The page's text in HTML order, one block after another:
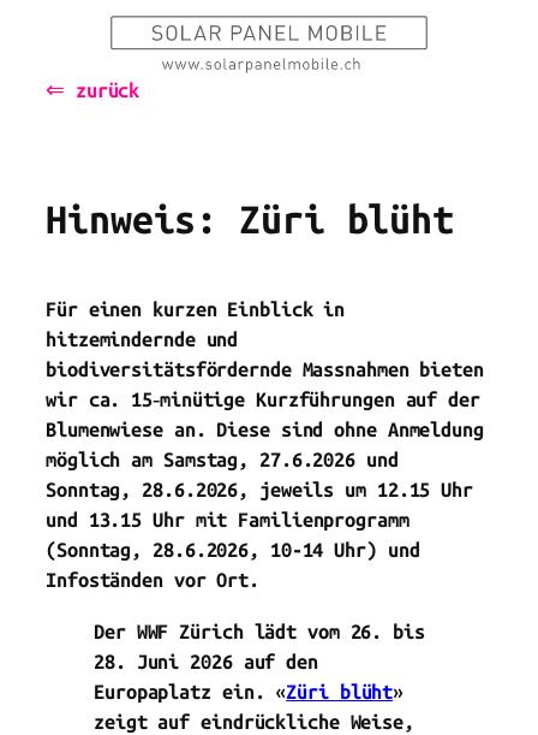
Inhalt⇐ zurück
Hinweis: Züri blüht
Für einen kurzen Einblick in
hitzemindernde und
biodiversitätsfördernde Massnahmen bieten
wir ca. 15‑minütige Kurzführungen auf der
Blumenwiese an. Diese sind ohne Anmeldung
möglich am Samstag, 27.6.2026 und
Sonntag, 28.6.2026, jeweils um 12.15 Uhr
und 13.15 Uhr mit Familienprogramm
(Sonntag, 28.6.2026, 10-14 Uhr) und
Infoständen vor Ort.
Der WWF Zürich lädt vom 26. bis
28. Juni 2026 auf den
Europaplatz ein. «Züri blüht»
zeigt auf eindrückliche Weise,